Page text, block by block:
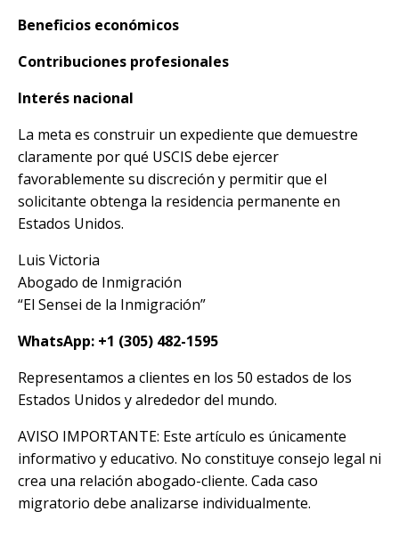
Beneficios económicos
Contribuciones profesionales
Interés nacional
La meta es construir un expediente que demuestre
claramente por qué USCIS debe ejercer
favorablemente su discreción y permitir que el
solicitante obtenga la residencia permanente en
Estados Unidos.
Luis Victoria
Abogado de Inmigración
“El Sensei de la Inmigración”
WhatsApp: +1 (305) 482-1595
Representamos a clientes en los 50 estados de los
Estados Unidos y alrededor del mundo.
AVISO IMPORTANTE: Este artículo es únicamente
informativo y educativo. No constituye consejo legal ni
crea una relación abogado-cliente. Cada caso
migratorio debe analizarse individualmente.